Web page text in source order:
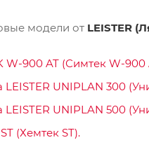
модели от LEISTER
W-900 AT (Симтек W-900
UNIPLAN 300
UNIPLAN 500
(Хемтек ST).